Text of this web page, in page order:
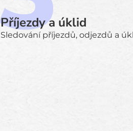
Příjezdy a úklid
Sledování příjezdů, odjezdů a